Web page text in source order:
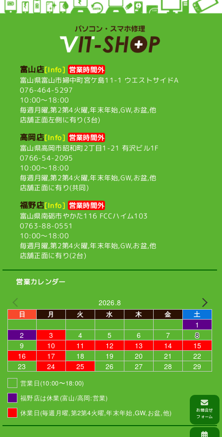
富山店[Info] 営業時間外
富山県富山市婦中町宮ケ島11-1 ウエストサイドA
076-464-5297
10:00〜18:00
毎週月曜,第2第4火曜,年末年始,GW,お盆,他
店舗正面左側に有り(3台)
高岡店[Info] 営業時間外
富山県高岡市昭和町2丁目1-21 有沢ビル1F
0766-54-2095
10:00〜18:00
毎週月曜,第2第4火曜,年末年始,GW,お盆,他
店舗正面に有り(共同)
福野店[Info] 営業時間外
富山県南砺市やかた116 FCCハイム103
0763-88-0551
10:00〜18:00
毎週月曜,第2第4火曜,年末年始,GW,お盆,他
店舗正面に有り(2台)
営業カレンダー
2026.8
日 月 火 水 木 金 土
1
2
3 4 5 6 7
8
9
10 11 12 13 14
15
16
17 18 19 20 21
22
23
24 25 26 27 28 29
営業日(10:00〜18:00)
福野店は休業(富山/高岡:営業)
休業日(毎週月曜,第2第4火曜,年末年始,GW,お盆,他)